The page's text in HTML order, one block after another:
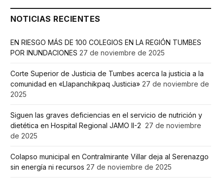
NOTICIAS RECIENTES
EN RIESGO MÁS DE 100 COLEGIOS EN LA REGIÓN TUMBES
POR INUNDACIONES 27 de noviembre de 2025
Corte Superior de Justicia de Tumbes acerca la justicia a la
comunidad en «Llapanchikpaq Justicia» 27 de noviembre de
2025
Siguen las graves deficiencias en el servicio de nutrición y
dietética en Hospital Regional JAMO II-2 27 de noviembre
de 2025
Colapso municipal en Contralmirante Villar deja al Serenazgo
sin energía ni recursos 27 de noviembre de 2025